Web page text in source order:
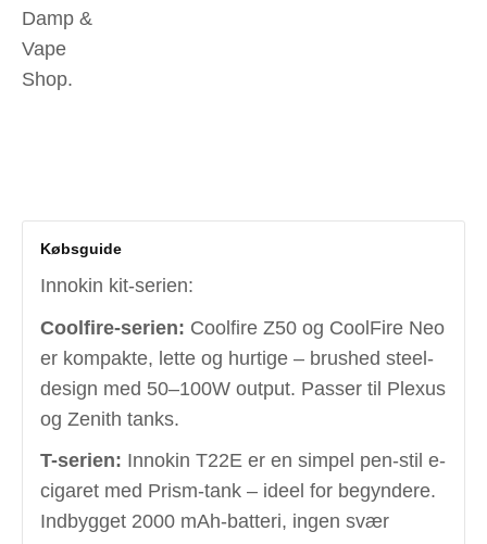
Damp &
Vape
Shop.
Købsguide
Innokin kit-serien:
Coolfire-serien: Coolfire Z50 og CoolFire Neo
er kompakte, lette og hurtige – brushed steel-
design med 50–100W output. Passer til Plexus
og Zenith tanks.
T-serien: Innokin T22E er en simpel pen-stil e-
cigaret med Prism-tank – ideel for begyndere.
Indbygget 2000 mAh-batteri, ingen svær